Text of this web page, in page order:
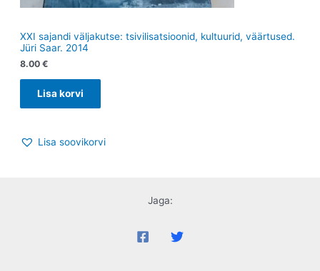
XXI sajandi väljakutse: tsivilisatsioonid, kultuurid, väärtused.
Jüri Saar. 2014
8.00 €
Lisa korvi
Lisa soovikorvi
Jaga: